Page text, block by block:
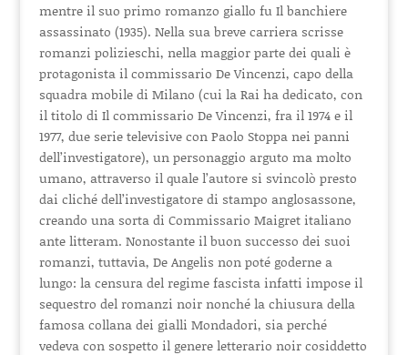
mentre il suo primo romanzo giallo fu Il banchiere
assassinato (1935). Nella sua breve carriera scrisse
romanzi polizieschi, nella maggior parte dei quali è
protagonista il commissario De Vincenzi, capo della
squadra mobile di Milano (cui la Rai ha dedicato, con
il titolo di Il commissario De Vincenzi, fra il 1974 e il
1977, due serie televisive con Paolo Stoppa nei panni
dell’investigatore), un personaggio arguto ma molto
umano, attraverso il quale l’autore si svincolò presto
dai cliché dell’investigatore di stampo anglosassone,
creando una sorta di Commissario Maigret italiano
ante litteram. Nonostante il buon successo dei suoi
romanzi, tuttavia, De Angelis non poté goderne a
lungo: la censura del regime fascista infatti impose il
sequestro del romanzi noir nonché la chiusura della
famosa collana dei gialli Mondadori, sia perché
vedeva con sospetto il genere letterario noir cosiddetto